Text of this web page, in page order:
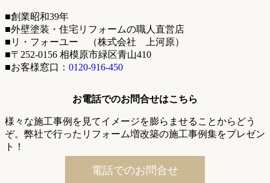
■創業昭和39年
■外壁塗装・住宅リフォームの職人直営店
■リ・フォーユー （株式会社 上河原）
■〒252-0156 相模原市緑区青山410
■お客様窓口： 0120-916-450
お電話でのお問合せはこちら
様々な施工事例を見てイメージを膨らませることからどう
ぞ。弊社で行ったリフォーム増改築の施工事例集をプレゼン
ト！
電話でのお問合せ